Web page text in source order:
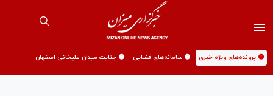
🟡 پرونده‌های ویژه خبری 🟡 سامانه‌های قضایی 🟡 جنایت میدان علیخانی اصفهان